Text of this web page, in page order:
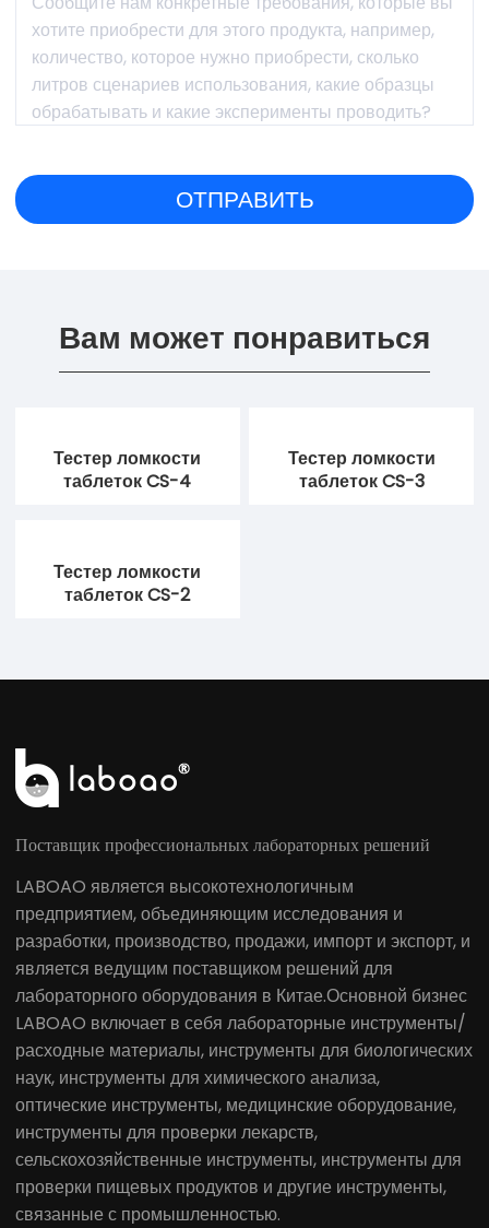
Вам может понравиться
Тестер ломкости
таблеток CS-4
Тестер ломкости
таблеток CS-3
Тестер ломкости
таблеток CS-2
Поставщик профессиональных лабораторных решений
LABOAO является высокотехнологичным
предприятием, объединяющим исследования и
разработки, производство, продажи, импорт и экспорт, и
является ведущим поставщиком решений для
лабораторного оборудования в Китае.Основной бизнес
LABOAO включает в себя лабораторные инструменты/
расходные материалы, инструменты для биологических
наук, инструменты для химического анализа,
оптические инструменты, медицинские оборудование,
инструменты для проверки лекарств,
сельскохозяйственные инструменты, инструменты для
проверки пищевых продуктов и другие инструменты,
связанные с промышленностью.